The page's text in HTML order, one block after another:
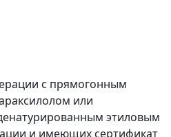
с прямогонным
или
этиловым
и имеющих сертификат